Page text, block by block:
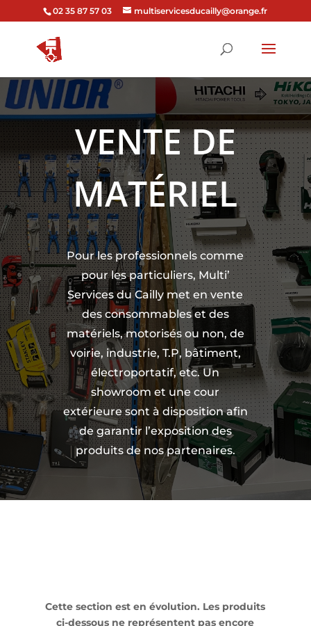
02 35 87 57 03 multiservicesducailly@orange.fr
VENTE DE
MATÉRIEL
Pour les professionnels comme
pour les particuliers, Multi’
Services du Cailly met en vente
des consommables et des
matériels, motorisés ou non, de
voirie, industrie, T.P, bâtiment,
électroportatif, etc. Un
showroom et une cour
extérieure sont à disposition afin
de garantir l’exposition des
produits de nos partenaires.
Cette section est en évolution. Les produits
ci-dessous ne représentent pas encore